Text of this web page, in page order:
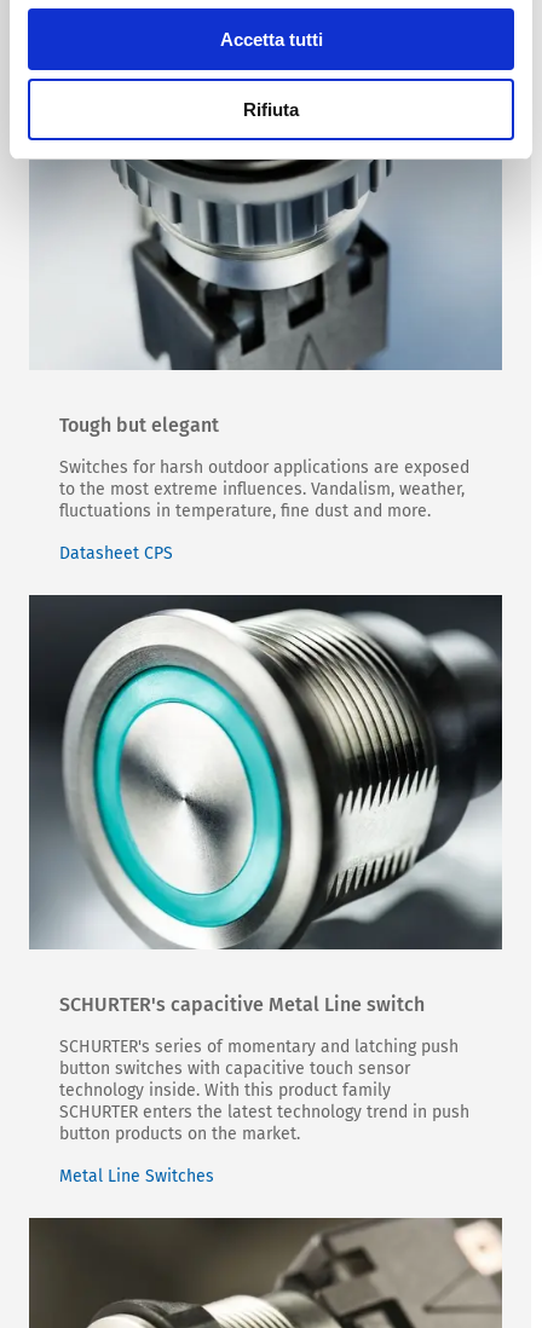
Accetta tutti
Rifiuta
Tough but elegant
Switches for harsh outdoor applications are exposed
to the most extreme influences. Vandalism, weather,
fluctuations in temperature, fine dust and more.
Datasheet CPS
SCHURTER's capacitive Metal Line switch
SCHURTER's series of momentary and latching push
button switches with capacitive touch sensor
technology inside. With this product family
SCHURTER enters the latest technology trend in push
button products on the market.
Metal Line Switches